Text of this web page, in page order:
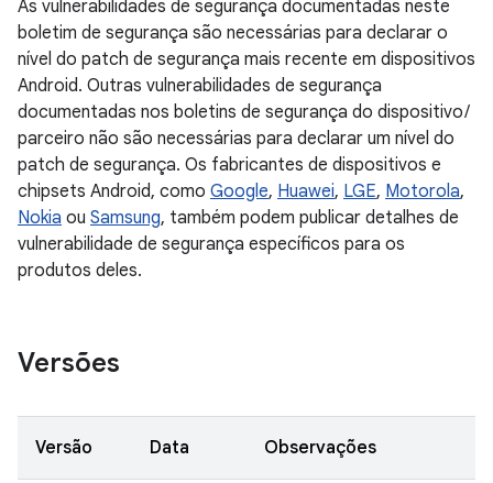
As vulnerabilidades de segurança documentadas neste
boletim de segurança são necessárias para declarar o
nível do patch de segurança mais recente em dispositivos
Android. Outras vulnerabilidades de segurança
documentadas nos boletins de segurança do dispositivo /
parceiro não são necessárias para declarar um nível do
patch de segurança. Os fabricantes de dispositivos e
chipsets Android, como Google, Huawei, LGE, Motorola,
Nokia ou Samsung, também podem publicar detalhes de
vulnerabilidade de segurança específicos para os
produtos deles.
Versões
Versão Data Observações